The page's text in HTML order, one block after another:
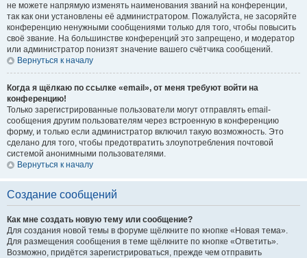
не можете напрямую изменять наименования званий на конференции,
так как они установлены её администратором. Пожалуйста, не засоряйте
конференцию ненужными сообщениями только для того, чтобы повысить
своё звание. На большинстве конференций это запрещено, и модератор
или администратор понизят значение вашего счётчика сообщений.
Вернуться к началу
Когда я щёлкаю по ссылке «email», от меня требуют войти на
конференцию!
Только зарегистрированные пользователи могут отправлять email-
сообщения другим пользователям через встроенную в конференцию
форму, и только если администратор включил такую возможность. Это
сделано для того, чтобы предотвратить злоупотребления почтовой
системой анонимными пользователями.
Вернуться к началу
Создание сообщений
Как мне создать новую тему или сообщение?
Для создания новой темы в форуме щёлкните по кнопке «Новая тема».
Для размещения сообщения в теме щёлкните по кнопке «Ответить».
Возможно, придётся зарегистрироваться, прежде чем отправить